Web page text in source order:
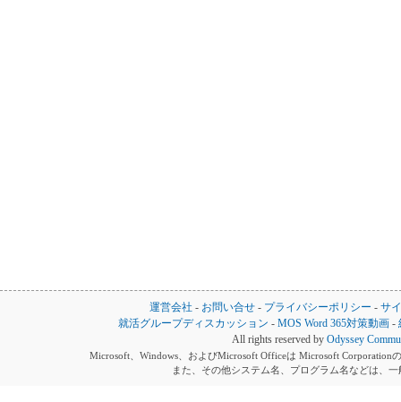
運営会社 - お問い合せ - プライバシーポリシー - サ
就活グループディスカッション -MOS Word 365対策動画 -
All rights reserved by Odyssey
Microsoft、Windows、およびMicrosoft Officeは Microsoft Corporation
また、その他システム名、プログラム名などは、